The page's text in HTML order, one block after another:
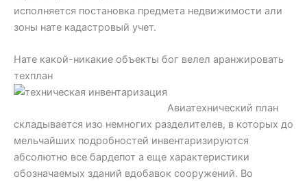
исполняется постановка предмета недвижимости али
зоны нате кадастровый учет.
Нате какой-никакие объекты бог велел аранжировать
техплан
Авиатехнический план
складывается изо немногих разделителев, в которых до
мельчайших подробностей инвентаризируются
абсолютно все бардепот а еще характеристики
обозначаемых зданий вдобавок сооружений. Во